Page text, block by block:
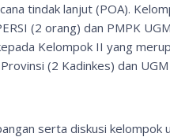
tindak lanjut (POA).
(2 orang) dan PMPK
Kelompok II yang
(2 Kadinkes) dan
serta diskusi kelompok